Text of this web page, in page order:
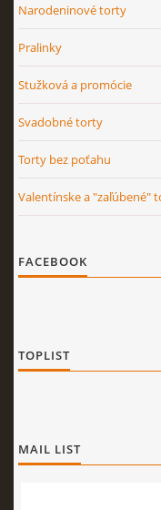
Narodeninové torty
Pralinky
Stužková a promócie
Svadobné torty
Torty bez poťahu
Valentínske a "zaľúbené"
FACEBOOK
TOPLIST
MAIL LIST